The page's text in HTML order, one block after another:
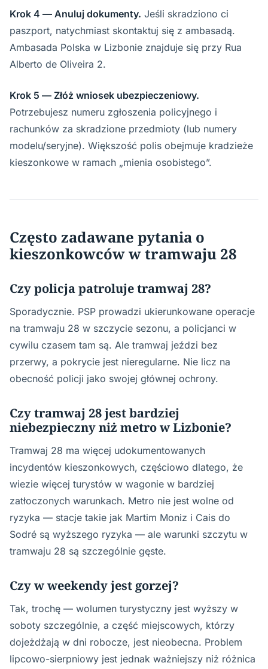
Krok 4 — Anuluj dokumenty. Jeśli skradziono ci
paszport, natychmiast skontaktuj się z ambasadą.
Ambasada Polska w Lizbonie znajduje się przy Rua
Alberto de Oliveira 2.
Krok 5 — Złóż wniosek ubezpieczeniowy.
Potrzebujesz numeru zgłoszenia policyjnego i
rachunków za skradzione przedmioty (lub numery
modelu/seryjne). Większość polis obejmuje kradzieże
kieszonkowe w ramach „mienia osobistego”.
Często zadawane pytania o
kieszonkowców w tramwaju 28
Czy policja patroluje tramwaj 28?
Sporadycznie. PSP prowadzi ukierunkowane operacje
na tramwaju 28 w szczycie sezonu, a policjanci w
cywilu czasem tam są. Ale tramwaj jeździ bez
przerwy, a pokrycie jest nieregularne. Nie licz na
obecność policji jako swojej głównej ochrony.
Czy tramwaj 28 jest bardziej
niebezpieczny niż metro w Lizbonie?
Tramwaj 28 ma więcej udokumentowanych
incydentów kieszonkowych, częściowo dlatego, że
wiezie więcej turystów w wagonie w bardziej
zatłoczonych warunkach. Metro nie jest wolne od
ryzyka — stacje takie jak Martim Moniz i Cais do
Sodré są wyższego ryzyka — ale warunki szczytu w
tramwaju 28 są szczególnie gęste.
Czy w weekendy jest gorzej?
Tak, trochę — wolumen turystyczny jest wyższy w
soboty szczególnie, a część miejscowych, którzy
dojeżdżają w dni robocze, jest nieobecna. Problem
lipcowo-sierpniowy jest jednak ważniejszy niż różnica